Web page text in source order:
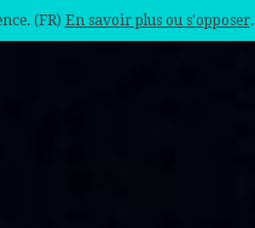
(FR) En savoir plus ou s'opposer.